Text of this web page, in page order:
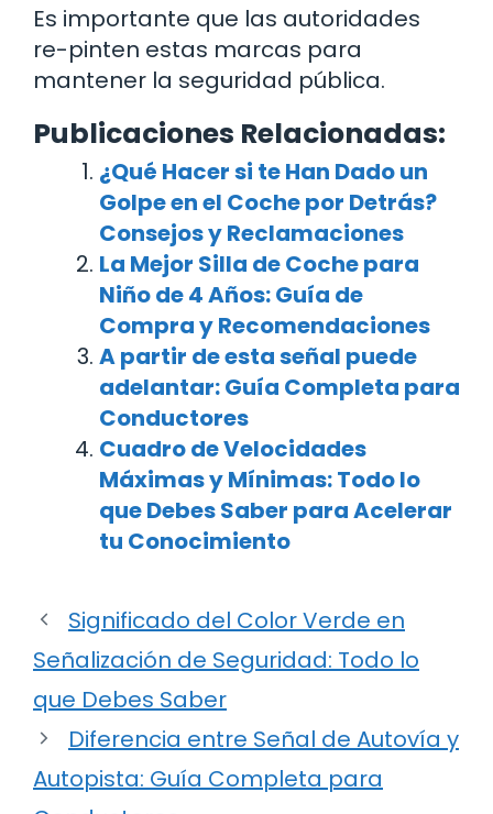
Es importante que las autoridades
re-pinten estas marcas para
mantener la seguridad pública.
Publicaciones Relacionadas:
¿Qué Hacer si te Han Dado un
Golpe en el Coche por Detrás?
Consejos y Reclamaciones
La Mejor Silla de Coche para
Niño de 4 Años: Guía de
Compra y Recomendaciones
A partir de esta señal puede
adelantar: Guía Completa para
Conductores
Cuadro de Velocidades
Máximas y Mínimas: Todo lo
que Debes Saber para Acelerar
tu Conocimiento
Significado del Color Verde en
Señalización de Seguridad: Todo lo
que Debes Saber
Diferencia entre Señal de Autovía y
Autopista: Guía Completa para